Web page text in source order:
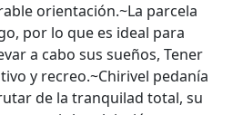
orientación.~La parcela
por lo que es ideal para
a cabo sus sueños, Tener
y recreo.~Chirivel pedanía
de la tranquilad total, su